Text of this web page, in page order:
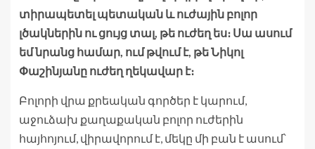
տիրապետել պետական և ուժային բոլոր
լծակներին ու ցույց տալ, թե ուժեղ ես։ Սա ասում
եմ նրանց համար, ում թվում է, թե Նիկոլ
Փաշինյանը ուժեղ ղեկավար է։
Բոլորի վրա քրեական գործեր է կարում,
աջուձախ քաղաքական բոլոր ուժերին
հայհոյում, վիրավորում է, մեկը մի բան է ասում՝